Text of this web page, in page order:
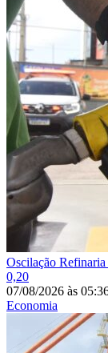
Oscilação Refinaria
0,20
07/08/2026 às
Economia